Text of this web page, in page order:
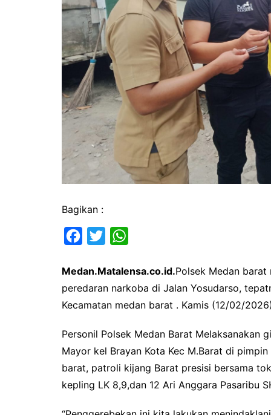
Bagikan :
c
e
b
k
i
t
t
r
a
t
s
p
Medan.Matalensa.co.id.Polsek Medan
peredaran narkoba di Jalan Yosudarso,
Kecamatan medan barat . Kamis (12/02/2026)
Personil Polsek Medan Barat Melaksanakan
Mayor kel Brayan Kota Kec M.Barat di
barat, patroli kijang Barat presisi bersama
kepling LK 8,9,dan 12 Ari Anggara Pasaribu